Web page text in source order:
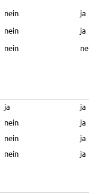
nein ja
nein
ja
nein nein
ja
ja
nein
ja
nein
ja
nein ja